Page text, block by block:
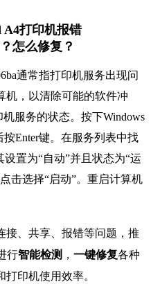
A4打印机报错
怎么修复？
通常指打印机服务出现问
机，以清除可能的软件冲
服务的状态。按下Windows
按Enter键。在服务列表中找
置为“自动”并且状态为“运
击选择“启动”。重启计算机
接、共享、报错等问题，推
行智能检测， 一键修复各种
印机使用效率。